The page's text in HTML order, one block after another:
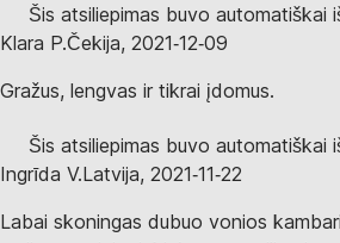
Šis atsiliepimas buvo automatiškai
Klara P.Čekija, 2021‑12‑09
Gražus, lengvas ir tikrai įdomus.
Šis atsiliepimas buvo automatiškai
Ingrīda V.Latvija, 2021‑11‑22
Labai skoningas dubuo vonios